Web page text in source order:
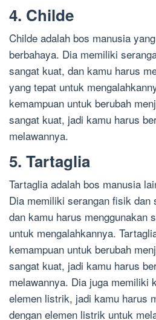
4. Childe
Childe adalah bos manusia
berbahaya. Dia memiliki
sangat kuat, dan kamu harus
yang tepat untuk
kemampuan untuk berubah
sangat kuat, jadi kamu harus
melawannya.
5. Tartaglia
Tartaglia adalah bos manusia
Dia memiliki serangan fisik dan
dan kamu harus menggunakan
untuk mengalahkannya.
kemampuan untuk berubah
sangat kuat, jadi kamu harus
melawannya. Dia juga memiliki
elemen listrik, jadi kamu harus
dengan elemen listrik untuk